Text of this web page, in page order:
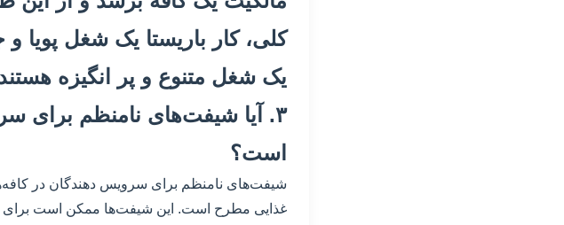
کلی، کار باریستا یک شغل پویا
یک شغل متنوع و پر انگیزه
۳. آیا شیفت‌های نامنظم برای
است؟
شیفت‌های نامنظم برای سرویس دهندگان در
غذایی مطرح است. این شیفت‌ها ممکن است برای